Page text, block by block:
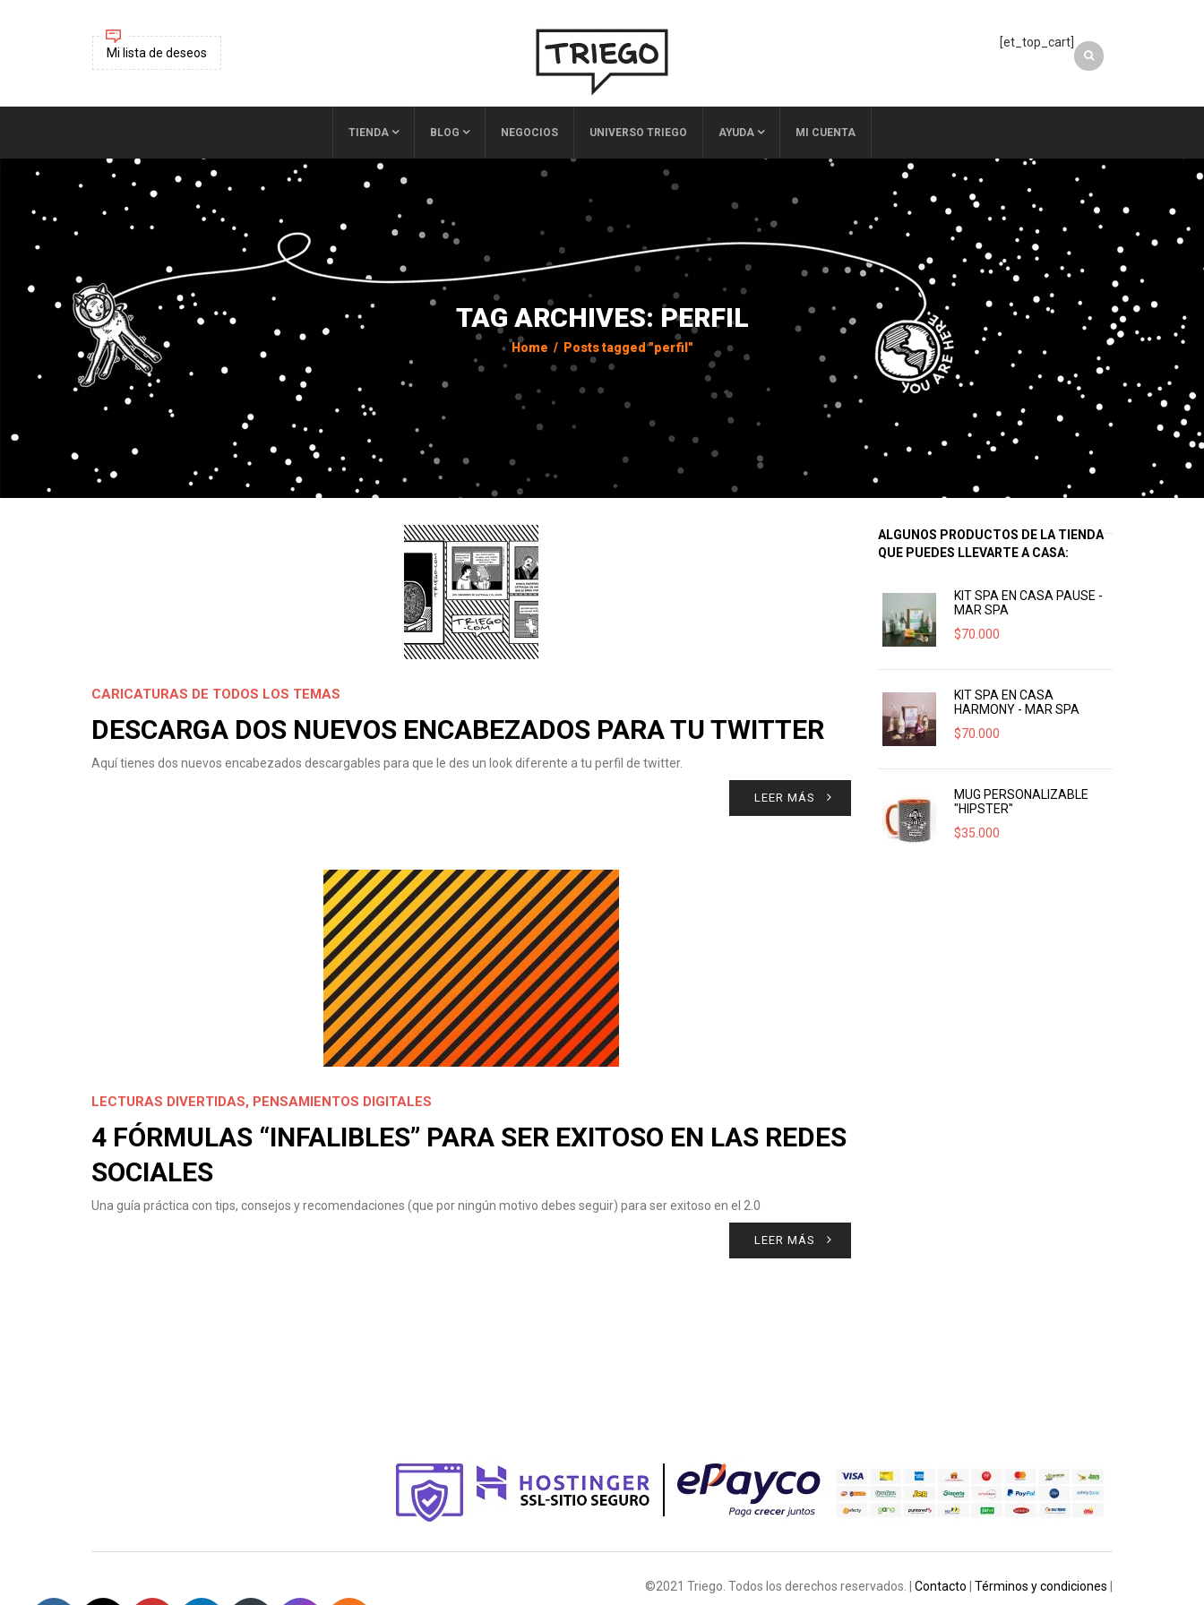
Mi lista de deseos
[et_top_cart]
TIENDA BLOG NEGOCIOS UNIVERSO TRIEGO AYUDA MI CUENTA
TAG ARCHIVES: PERFIL
Home / Posts tagged "perfil"
CARICATURAS DE TODOS LOS TEMAS
DESCARGA DOS NUEVOS ENCABEZADOS PARA TU TWITTER
Aquí tienes dos nuevos encabezados descargables para que le des un look diferente a tu perfil de twitter.
LEER MÁS
LECTURAS DIVERTIDAS, PENSAMIENTOS DIGITALES
4 FÓRMULAS “INFALIBLES” PARA SER EXITOSO EN LAS REDES
SOCIALES
Una guía práctica con tips, consejos y recomendaciones (que por ningún motivo debes seguir) para ser exitoso en el 2.0
LEER MÁS
ALGUNOS PRODUCTOS DE LA TIENDA
QUE PUEDES LLEVARTE A CASA:
KIT SPA EN CASA PAUSE -
MAR SPA
$70.000
KIT SPA EN CASA
HARMONY - MAR SPA
$70.000
MUG PERSONALIZABLE
"HIPSTER"
$35.000
©2021 Triego. Todos los derechos reservados. | Contacto Términos y condiciones